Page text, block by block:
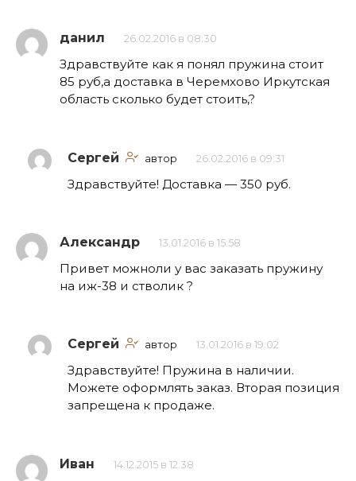
данил 26.02.2016 в 08:30
Здравствуйте как я понял пружина стоит
85 руб,а доставка в Черемхово Иркутская
область сколько будет стоить,?
Сергей автор 26.02.2016 в 09:31
Здравствуйте! Доставка — 350 руб.
Александр 13.01.2016 в 15:58
Привет можноли у вас заказать пружину
на иж-38 и стволик ?
Сергей автор 13.01.2016 в 19:02
Здравствуйте! Пружина в наличии.
Можете оформлять заказ. Вторая позиция
запрещена к продаже.
Иван 14.12.2015 в 12:38